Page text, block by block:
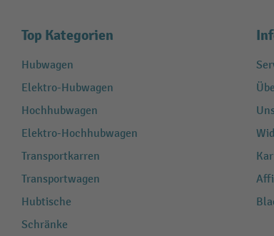
Top Kategorien
Hubwagen
Elektro-Hubwagen
Hochhubwagen
Elektro-Hochhubwagen
Transportkarren
Transportwagen
Hubtische
Schränke